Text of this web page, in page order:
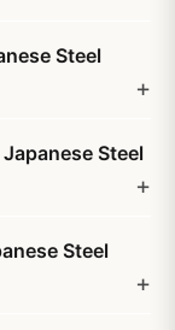
Steel
Steel
Steel